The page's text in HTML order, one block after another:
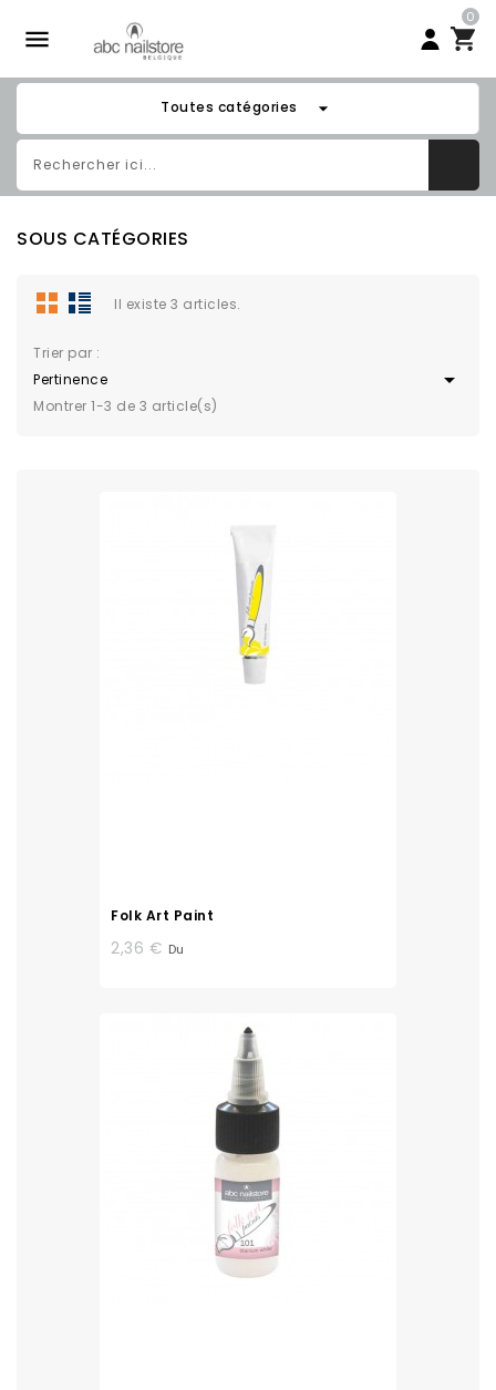

0
Toutes catégories arrow_drop_down
SOUS CATÉGORIES
Il existe 3 articles.
Trier par :
Pertinence

Montrer 1-3 de 3 article(s)
Folk Art Paint
2,36 € Du